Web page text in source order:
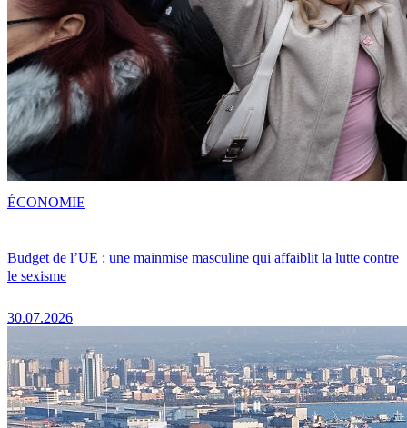
Budget de l’UE : une mainmise masculine qui affaiblit la lutte contre
le sexisme
30.07.2026
ÉCONOMIE